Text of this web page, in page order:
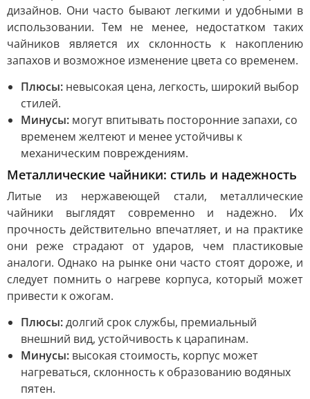
дизайнов. Они часто бывают легкими и удобными в
использовании. Тем не менее, недостатком таких
чайников является их склонность к накоплению
запахов и возможное изменение цвета со временем.
Плюсы: невысокая цена, легкость, широкий выбор
стилей.
Минусы: могут впитывать посторонние запахи, со
временем желтеют и менее устойчивы к
механическим повреждениям.
Металлические чайники: стиль и надежность
Литые из нержавеющей стали, металлические
чайники выглядят современно и надежно. Их
прочность действительно впечатляет, и на практике
они реже страдают от ударов, чем пластиковые
аналоги. Однако на рынке они часто стоят дороже, и
следует помнить о нагреве корпуса, который может
привести к ожогам.
Плюсы:долгий срок службы, премиальный
внешний вид, устойчивость к царапинам.
Минусы: высокая стоимость, корпус может
нагреваться, склонность к образованию водяных
пятен.